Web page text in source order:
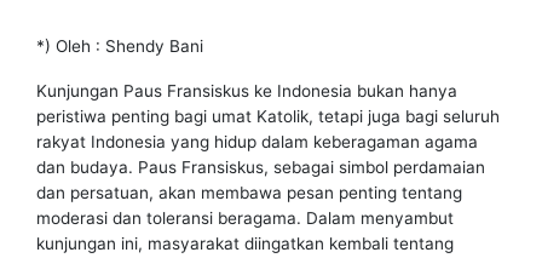
*) Oleh : Shendy Bani
Kunjungan Paus Fransiskus ke Indonesia bukan hanya
peristiwa penting bagi umat Katolik, tetapi juga bagi seluruh
rakyat Indonesia yang hidup dalam keberagaman agama
dan budaya. Paus Fransiskus, sebagai simbol perdamaian
dan persatuan, akan membawa pesan penting tentang
moderasi dan toleransi beragama. Dalam menyambut
kunjungan ini, masyarakat diingatkan kembali tentang